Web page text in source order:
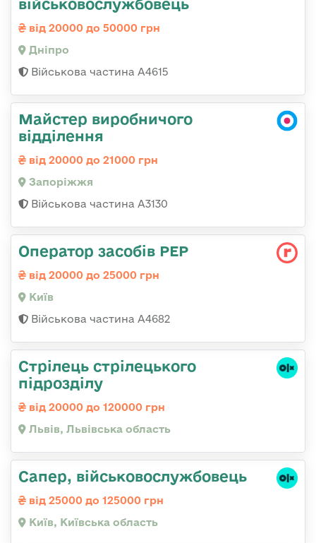
військовослужбовець
від 20000 до 50000 грн
Дніпро
Військова частина А4615
Майстер виробничого
відділення
від 20000 до 21000 грн
Запоріжжя
Військова частина А3130
Оператор засобів РЕР
від 20000 до 25000 грн
Київ
Військова частина А4682
Стрілець стрілецького
підрозділу
від 20000 до 120000 грн
Львів, Львівська область
Сапер, військовослужбовець
від 25000 до 125000 грн
Київ, Київська область